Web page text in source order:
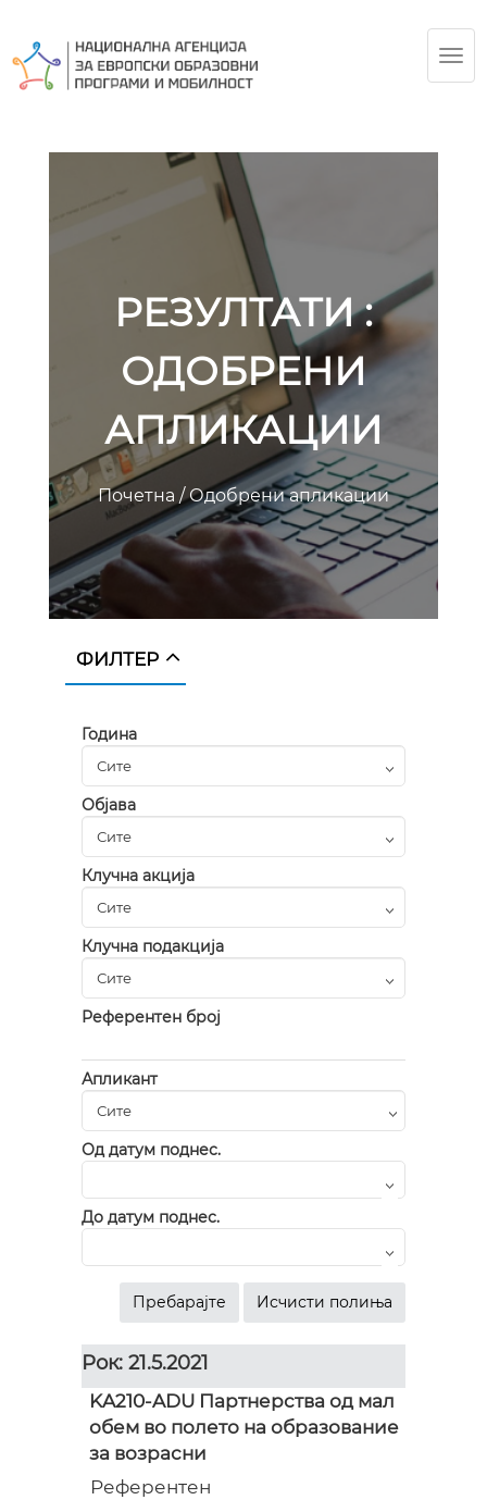
РЕЗУЛТАТИ :
ОДОБРЕНИ
АПЛИКАЦИИ
Почетна /Одобрени апликации
ФИЛТЕР
Година
Објава
Клучна акција
Клучна подакција
Референтен број
Апликант
Од датум поднес.
До датум поднес.
Рок: 21.5.2021
KA210-ADU Партнерства од мал
обем во полето на образование
за возрасни
Референтен